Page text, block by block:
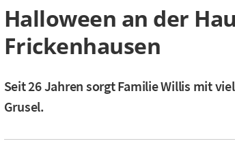
Halloween an der
Frickenhausen
Seit 26 Jahren sorgt Familie Willis mit
Grusel.